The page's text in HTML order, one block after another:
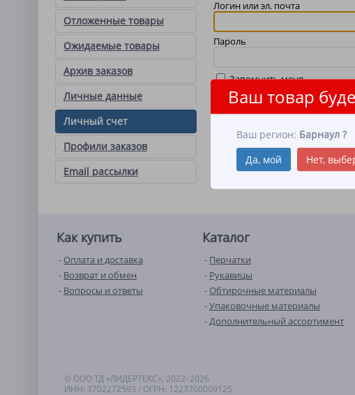
Ваш товар
Ваш регион: Барнаул ?
Да, мой
Нет,
Отложенные товары
Ожидаемые товары
Архив заказов
Личные данные
Личный счет
Профили заказов
Email рассылки
Логин или эл. почта
Пароль
Запомнить меня
ВОЙТИ
РЕГИСТРАЦИЯ
Состояние счета на
Как купить
Оплата и доставка
Возврат и обмен
Вопросы и ответы
Каталог
Перчатки
Рукавицы
Обтирочные материалы
Упаковочные материалы
Дополнительный ассортимент
© ООО ТД «ЛИДЕРТЕКС», 2022–2026
ИНН: 3702272593 / ОГРН: 1223700009125